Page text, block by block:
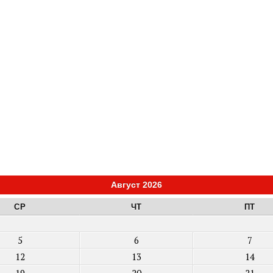
Август 2026
СР ЧТ ПТ
5 6 7
12 13 14